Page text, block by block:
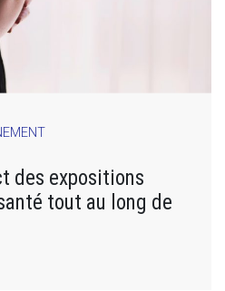
des expositions
tout au long de